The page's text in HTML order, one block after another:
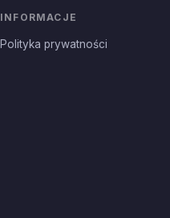
INFORMACJE
Polityka prywatności